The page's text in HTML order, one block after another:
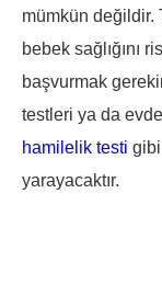
mümkün değildir.
bebek sağlığını
başvurmak
testleri ya da
hamilelik testi
yarayacaktır.